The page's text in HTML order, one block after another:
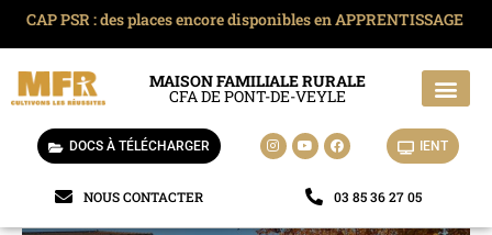
CAP PSR : des places encore disponibles en APPRENTISSAGE
MAISON FAMILIALE RURALE
CFA DE PONT-DE-VEYLE
DOCS À TÉLÉCHARGER IENT
NOUS CONTACTER 03 85 36 27 05